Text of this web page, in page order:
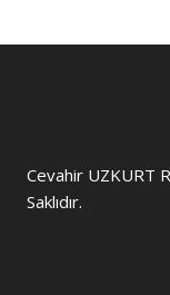
Cevahir UZKURT
Saklıdır.